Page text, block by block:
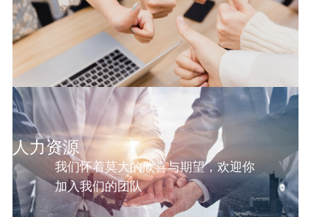
人力资源
我们怀着莫大的欣喜与期望，欢迎你
加入我们的团队